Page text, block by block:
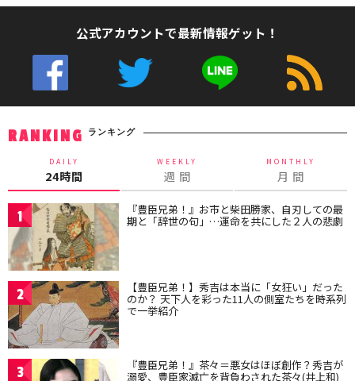
公式アカウントで最新情報ゲット！
RANKING ランキング
DAILY
24時間
WEEKLY
週 間
MONTHLY
月 間
1 『豊臣兄弟！』お市と柴田勝家、自刃しての最
期と「辞世の句」…運命を共にした２人の悲劇
2 【豊臣兄弟！】秀吉は本当に「女狂い」だった
のか？ 天下人を彩った11人の側室たちを時系列
で一挙紹介
3 『豊臣兄弟！』茶々＝悪女はほぼ創作？秀吉が
溺愛、豊臣家滅亡を背負わされた茶々(井上和)